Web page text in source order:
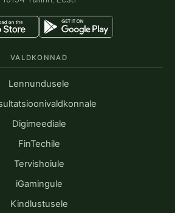
VALDKONNAD
Lennundusele
Digimeediale
FinTechile
Tervishoiule
iGamingule
Kindlustusele